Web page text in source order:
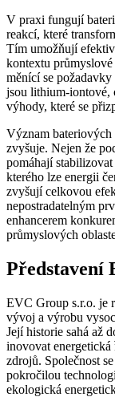
V praxi fungují
reakcí, které
Tím umožňují
kontextu průmyslové
měnící se
jsou lithium-iontové,
výhody, které se
Význam bateriových
zvyšuje. Nejen že
pomáhají
kterého lze energii
zvyšují celkovou
nepostradatelným
enhancerem
průmyslových
Představení
EVC Group s.r.o. je
vývoj a výrobu
Její historie sahá až
inovovat energetická
zdrojů. Společnost
pokročilou
ekologická